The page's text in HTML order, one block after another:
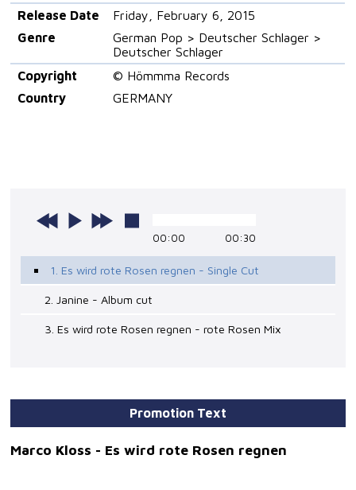
Release Date
Friday, February 6, 2015
Genre
German Pop > Deutscher Schlager >
Deutscher Schlager
Copyright
© Hömmma Records
Country
GERMANY
00:00 00:30
1. Es wird rote Rosen regnen - Single Cut
2. Janine - Album cut
3. Es wird rote Rosen regnen - rote Rosen Mix
Promotion Text
Marco Kloss - Es wird rote Rosen regnen